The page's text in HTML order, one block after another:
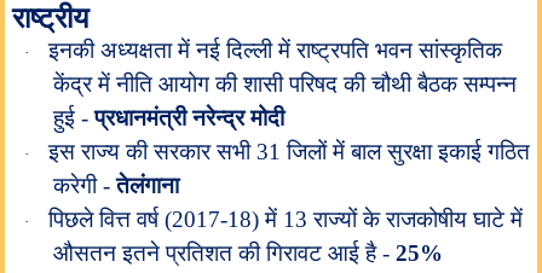
राष्ट्रीय
·
इनकी अध्यक्षता में नई दिल्ली में राष्ट्रपति भवन सांस्कृतिक
केंद्र में नीति आयोग की शासी परिषद की चौथी बैठक सम्पन्न
हुई -प्रधानमंत्री नरेन्द्र मोदी
·
इस राज्य की सरकार सभी 31 जिलों में बाल सुरक्षा इकाई गठित
करेगी -तेलंगाना
·
पिछले वित्त वर्ष (2017-18) में 13 राज्यों के राजकोषीय घाटे में
औसतन इतने प्रतिशत की गिरावट आई है - 25%